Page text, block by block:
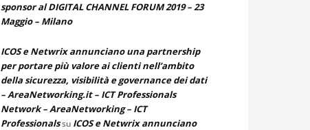
sponsor al DIGITAL CHANNEL FORUM 2019 – 23
Maggio – Milano
ICOS e Netwrix annunciano una partnership
per portare più valore ai clienti nell’ambito
della sicurezza, visibilità e governance dei dati
– AreaNetworking.it – ICT Professionals
Network – AreaNetworking – ICT
Professionalssu ICOS e Netwrix annunciano